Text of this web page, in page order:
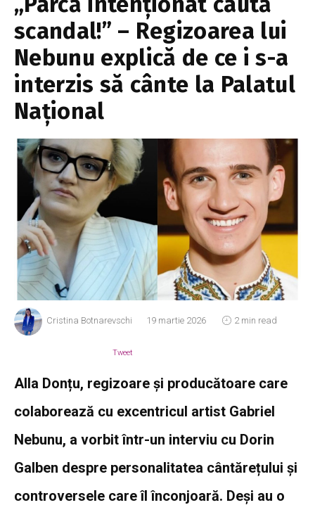
scandal!” – Regizoarea lui
Nebunu explică de ce i s-a
interzis să cânte la Palatul
Național
Cristina Botnarevschi 19 martie 2026 2 min read
Tweet
Alla Donțu, regizoare și producătoare care
colaborează cu excentricul artist Gabriel
Nebunu, a vorbit într-un interviu cu Dorin
Galben despre personalitatea cântărețului și
controversele care îl înconjoară. Deși au o